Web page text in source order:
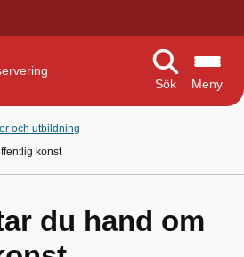
Sök
Meny
och utbildning
konst
du hand om